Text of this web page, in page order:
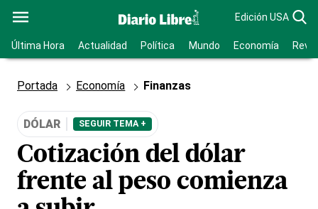
Edición USA
Última Hora Actualidad Política Mundo Economía
Portada Economía Finanzas
DÓLAR SEGUIR TEMA +
Cotización del dólar
frente al peso comienza